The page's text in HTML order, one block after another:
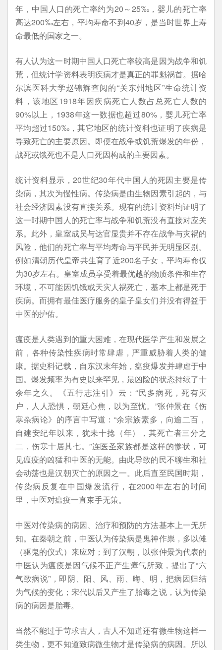
年，中国人口的死亡率约为20～25‰，婴儿的死亡率
高达200‰左右，平均寿命不到40岁，是当时世界上寿
命最低的国家之一。
有人认为这一时期中国人口死亡率较高是因为战争和饥
荒，但统计学资料表明疾病才是真正的罪魁祸首。据哈
尔滨医科大学赵锦辉查阅的“关东州地区”生命统计资
料，该地区1918年因疾病死亡人数占总死亡人数的
90%以上，1938年这一数据也超过80%，婴儿死亡率
平均超过150‰，其它地区的统计资料也证明了疾病是
导致死亡的主要原因。即便在战争或饥荒爆发的年份，
战死或饿死也不是人口死因构成的主要因素。
统计资料显示，20世纪30年代中国人的死因主要是传
染病，其次为慢性病。传染病是由生物因素引起的，与
社会经济因素没有直接关系。现有的统计资料均证明了
这一时期中国人的死亡率与战争和饥荒没有直接对应关
系。此外，皇室成员与达官显贵并不存在战争与灾祸的
风险，他们的死亡率与平均寿命与平民并无明显区别。
例如清朝历代皇帝共生育了近200名子女，平均寿命仅
为30岁左右。皇室成员享受着最优越的物质条件和生存
环境，不可能因饥饿或天灾人祸死亡，基本上都是死于
疾病。而拥有最佳医疗服务的皇子皇女们并没有得益于
中医的护佑。
瘟疫是人类遇到的重大困难，在现代医学产生和发展之
前，各种传染性疾病时常肆虐，严重威胁着人类的健
康。据史料记载，自东汉末年始，瘟疫爆发并肆虐于中
国。爆发频率为有史以来罕见，最凶险的状态持续了十
余年之久。《五行志注引》云：“民多病死，死有灭
户，人人恐惧，朝廷心焦，以为至忧。”张仲景在《伤
寒杂病论》的序言中写道：“余宗族素多，向逾二百，
自建安纪年以来，犹未十捻（年），其死亡者三分之
二，伤寒十居其七。”连医圣家族都是这样的惨状，可
见瘟疫的凶猛和中医的无能。由此导致的民不聊生和社
会动荡也是汉朝灭亡的原因之一。此后直至民国时期，
传染病反复在中国爆发流行，在2000年左右的时间
里，中医对瘟疫一直束手无策。
中医对传染病的病因、治疗和预防的方法基本上一无所
知。在秦朝之前，中医认为传染病是鬼神作祟，多以傩
（驱鬼的仪式）来应对；到了汉朝，以张仲景为代表的
中医认为瘟疫是因气候不正产生瘴气所致，提出了“六
气致病说”，即阴、阳、风、雨、晦、明，把病因归结
为气候的变化；宋代以后又产生了胎毒之说，认为传染
病的病因是胎毒。
当然不能过于苛求古人，古人不知道还有微生物这样一
类生物，更不知道致病微生物才是传染病的病因。所以